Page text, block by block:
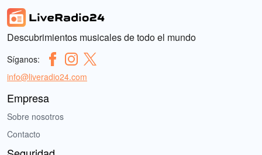
Descubrimientos musicales de todo el mundo
Síganos:
info@liveradio24.com
Empresa
Sobre nosotros
Contacto